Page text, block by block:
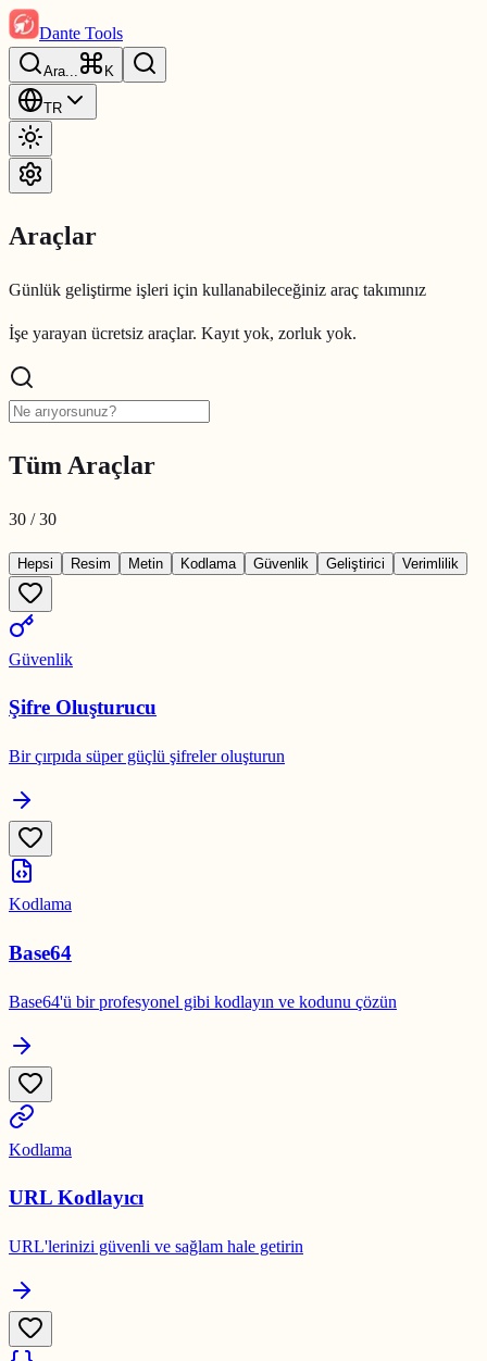
Dante Tools
Ara... K
TR
Araçlar
Günlük geliştirme işleri için kullanabileceğiniz araç takımınız
İşe yarayan ücretsiz araçlar. Kayıt yok, zorluk yok.
Tüm Araçlar
30 /30
Hepsi Resim Metin Kodlama Güvenlik Geliştirici Verimlilik
Güvenlik
Şifre Oluşturucu
Bir çırpıda süper güçlü şifreler oluşturun
Kodlama
Base64
Base64'ü bir profesyonel gibi kodlayın ve kodunu çözün
Kodlama
URL Kodlayıcı
URL'lerinizi güvenli ve sağlam hale getirin